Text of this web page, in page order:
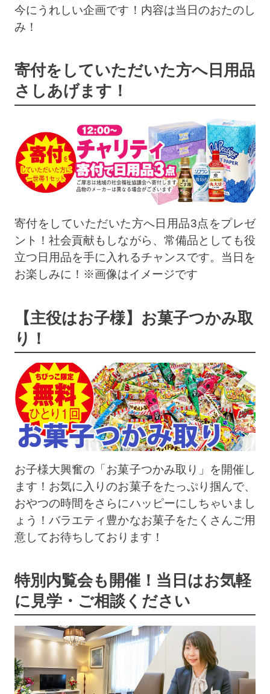
今にうれしい企画です！内容は当日のおたのし
み！
寄付をしていただいた方へ日用品
さしあげます！
寄付をしていただいた方へ日用品3点をプレゼ
ント！社会貢献もしながら、常備品としても役
立つ日用品を手に入れるチャンスです。当日を
お楽しみに！※画像はイメージです
【主役はお子様】お菓子つかみ取
り！
お子様大興奮の「お菓子つかみ取り」を開催し
ます！お気に入りのお菓子をたっぷり掴んで、
おやつの時間をさらにハッピーにしちゃいまし
ょう！バラエティ豊かなお菓子をたくさんご用
意してお待ちしております！
特別内覧会も開催！当日はお気軽
に見学・ご相談ください